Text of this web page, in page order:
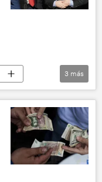
3 más